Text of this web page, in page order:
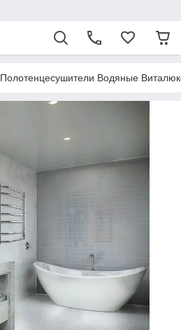
Полотенцесушители Водяные